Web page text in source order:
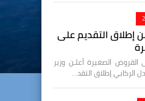
إطلاق التقديم على
الصغيرة أعلـن وزير
الركابي إطلاق التقد…